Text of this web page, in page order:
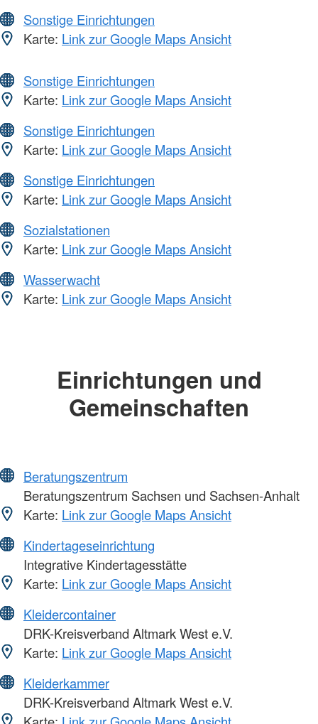
Sonstige Einrichtungen
Karte: Link zur Google Maps Ansicht
Sonstige Einrichtungen
Karte: Link zur Google Maps Ansicht
Sonstige Einrichtungen
Karte: Link zur Google Maps Ansicht
Sonstige Einrichtungen
Karte: Link zur Google Maps Ansicht
Sozialstationen
Karte: Link zur Google Maps Ansicht
Wasserwacht
Karte: Link zur Google Maps Ansicht
Einrichtungen und
Gemeinschaften
Beratungszentrum
Beratungszentrum Sachsen und Sachsen-Anhalt
Karte: Link zur Google Maps Ansicht
Kindertageseinrichtung
Integrative Kindertagesstätte
Karte: Link zur Google Maps Ansicht
Kleidercontainer
DRK-Kreisverband Altmark West e.V.
Karte: Link zur Google Maps Ansicht
Kleiderkammer
DRK-Kreisverband Altmark West e.V.